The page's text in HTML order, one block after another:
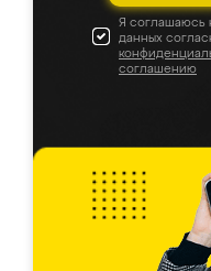
Я соглашаюсь
данных
соглашению